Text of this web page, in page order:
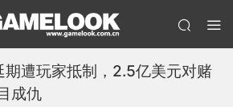
期遭玩家抵制，2.5亿美元对赌
成仇